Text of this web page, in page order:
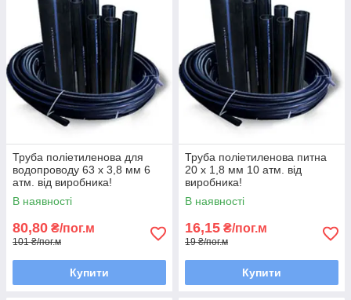
Труба поліетиленова для
водопроводу 63 х 3,8 мм 6
атм. від виробника!
В наявності
80,80 ₴/пог.м
101 ₴/пог.м
Купити
Труба поліетиленова питна
20 х 1,8 мм 10 атм. від
виробника!
В наявності
16,15 ₴/пог.м
19 ₴/пог.м
Купити